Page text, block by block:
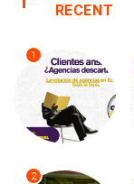
RECENT
1
2